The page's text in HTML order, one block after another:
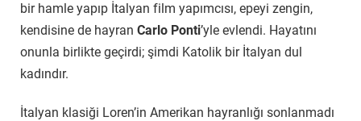
bir hamle yapıp İtalyan film yapımcısı, epeyi zengin,
kendisine de hayran Carlo Ponti’yle evlendi. Hayatını
onunla birlikte geçirdi; şimdi Katolik bir İtalyan dul
kadındır.
İtalyan klasiği Loren’in Amerikan hayranlığı sonlanmadı